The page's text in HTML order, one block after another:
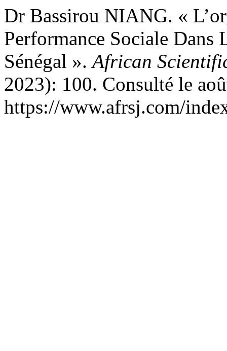
Dr Bassirou NIANG. «
Performance Sociale Dans
Sénégal ».African
2023): 100. Consulté le
https://www.afrsj.com/